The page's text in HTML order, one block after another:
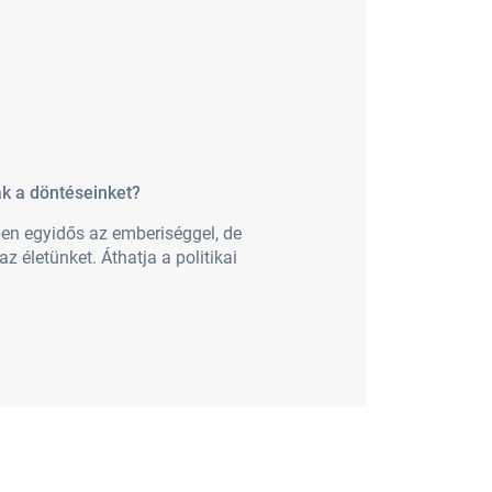
a döntéseinket?
egyidős az emberiséggel, de
életünket. Áthatja a politikai